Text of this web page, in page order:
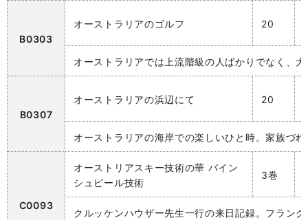
B0303
オーストラリアのゴルフ 20
オーストラリアでは上流階級の人ばかりでなく、
B0307
オーストラリアの浜辺にて 20
オーストラリアの海岸での楽しいひと時。家族づ
C0093
オーストリアスキー技術の華 バイン
シュピール技術
3巻
クルッケンハウザー先生一行の来日記録。フラン